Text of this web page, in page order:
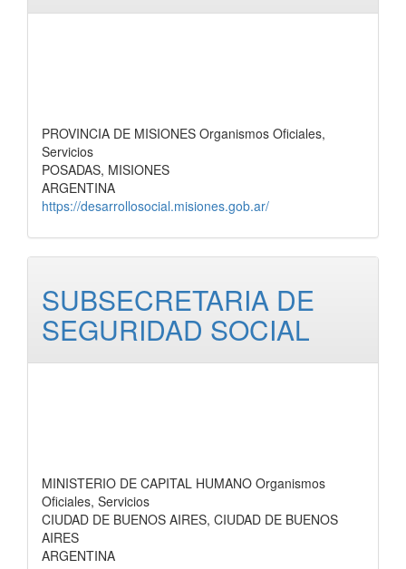
PROVINCIA DE MISIONES Organismos Oficiales,
Servicios
POSADAS, MISIONES
ARGENTINA
https://desarrollosocial.misiones.gob.ar/
SUBSECRETARIA DE
SEGURIDAD SOCIAL
MINISTERIO DE CAPITAL HUMANO Organismos
Oficiales, Servicios
CIUDAD DE BUENOS AIRES, CIUDAD DE BUENOS
AIRES
ARGENTINA